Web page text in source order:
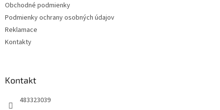
Obchodné podmienky
Podmienky ochrany osobných údajov
Reklamace
Kontakty
Kontakt
483323039